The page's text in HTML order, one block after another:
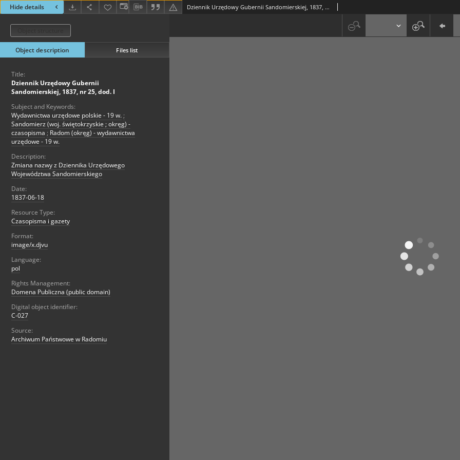
Hide details Dziennik Urzędowy Gubernii Sandomierskiej, 1837, nr 25, dod. I
Object description Files list
Title:
Dziennik Urzędowy Gubernii
Sandomierskiej, 1837, nr 25, dod. I
Subject and Keywords:
Wydawnictwa urzędowe polskie - 19 w. ;
Sandomierz (woj. świętokrzyskie ; okręg) -
czasopisma ; Radom (okręg) - wydawnictwa
urzędowe - 19 w.
Description:
Zmiana nazwy z Dziennika Urzędowego
Województwa Sandomierskiego
Date:
1837-06-18
Resource Type:
Czasopisma i gazety
Format:
image/x.djvu
Language:
pol
Rights Management:
Domena Publiczna (public domain)
Digital object identifier:
C-027
Source:
Archiwum Państwowe w Radomiu